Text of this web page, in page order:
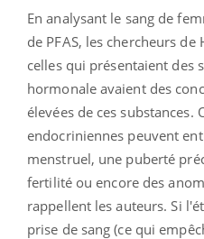
En analysant le sang de
de PFAS, les chercheurs
celles qui présentaient des
hormonale avaient des
élevées de ces
endocriniennes peuvent
menstruel, une puberté
fertilité ou encore des
rappellent les auteurs. Si
prise de sang (ce qui